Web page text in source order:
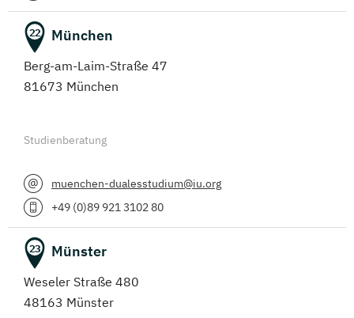
22 München
Berg-am-Laim-Straße 47
81673 München
Studienberatung
muenchen-dualesstudium@iu.org
+49 (0)89 921 3102 80
23 Münster
Weseler Straße 480
48163 Münster